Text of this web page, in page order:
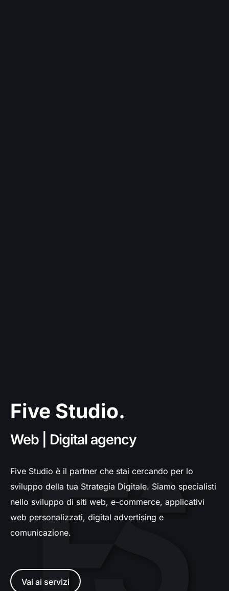
Five Studio.
Web | Digital agency
Five Studio è il partner che stai cercando per lo
sviluppo della tua Strategia Digitale. Siamo specialisti
nello sviluppo di siti web, e-commerce, applicativi
web personalizzati, digital advertising e
comunicazione.
Vai ai servizi